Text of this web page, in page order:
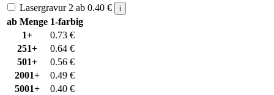
Lasergravur 2 ab 0.40 € i
ab Menge 1-farbig
1+
0.73 €
251+
0.64 €
501+
0.56 €
2001+
0.49 €
5001+
0.40 €